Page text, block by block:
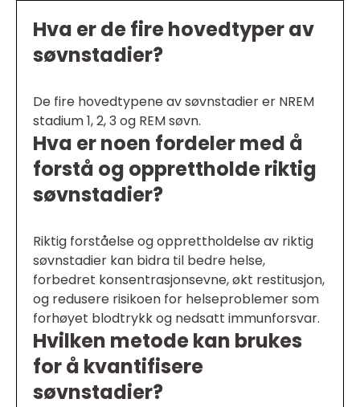
Hva er de fire hovedtyper av
søvnstadier?
De fire hovedtypene av søvnstadier er NREM
stadium 1, 2, 3 og REM søvn.
Hva er noen fordeler med å
forstå og opprettholde riktig
søvnstadier?
Riktig forståelse og opprettholdelse av riktig
søvnstadier kan bidra til bedre helse,
forbedret konsentrasjonsevne, økt restitusjon,
og redusere risikoen for helseproblemer som
forhøyet blodtrykk og nedsatt immunforsvar.
Hvilken metode kan brukes
for å kvantifisere
søvnstadier?